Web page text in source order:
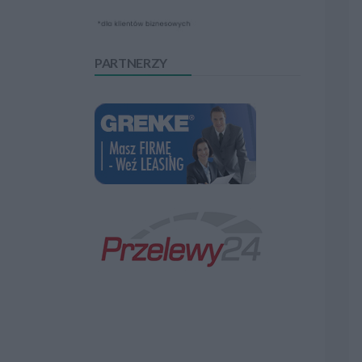
PARTNERZY